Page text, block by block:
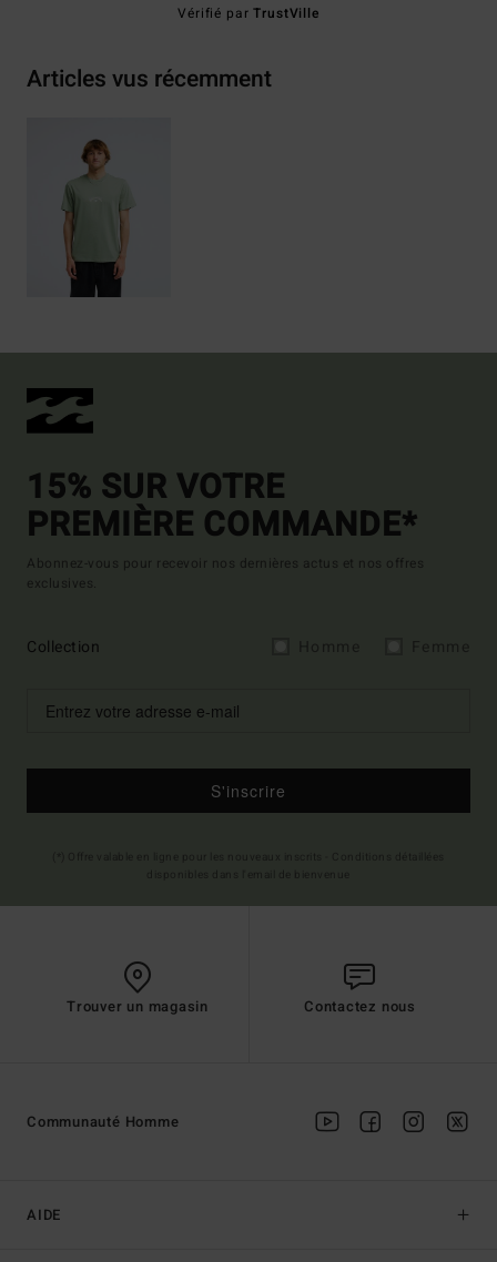
Vérifié parTrustVille
Articles vus récemment
15% SUR VOTRE
PREMIÈRE COMMANDE*
Abonnez-vous pour recevoir nos dernières actus et nos offres
exclusives.
Collection
S'inscrire
Trouver un magasin Contactez nous
AIDE
Communauté Homme